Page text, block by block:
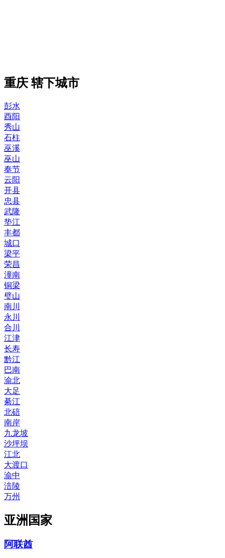
重庆 辖下城市
彭水
酉阳
秀山
石柱
巫溪
巫山
奉节
云阳
开县
忠县
武隆
垫江
丰都
城口
梁平
荣昌
潼南
铜梁
璧山
南川
永川
合川
江津
长寿
黔江
巴南
渝北
大足
綦江
北碚
南岸
九龙坡
沙坪坝
江北
大渡口
渝中
涪陵
万州
亚洲国家
阿联酋